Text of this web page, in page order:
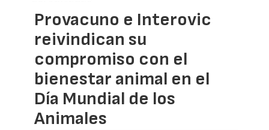
Provacuno e Interovic
reivindican su
compromiso con el
bienestar animal en el
Día Mundial de los
Animales